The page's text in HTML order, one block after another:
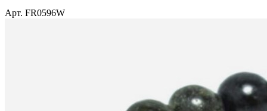
Арт. FR0596W